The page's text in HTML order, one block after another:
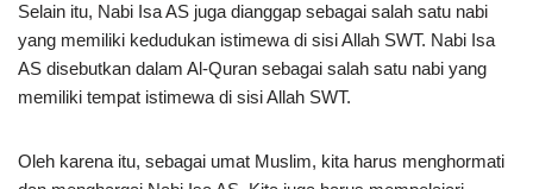
Selain itu, Nabi Isa AS juga dianggap sebagai salah satu nabi
yang memiliki kedudukan istimewa di sisi Allah SWT. Nabi Isa
AS disebutkan dalam Al-Quran sebagai salah satu nabi yang
memiliki tempat istimewa di sisi Allah SWT.
Oleh karena itu, sebagai umat Muslim, kita harus menghormati